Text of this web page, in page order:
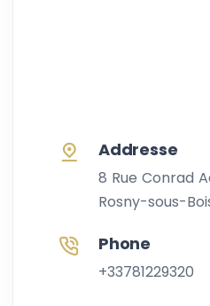
Addresse
8 Rue Conrad
Rosny-sous-
Phone
+33781229320